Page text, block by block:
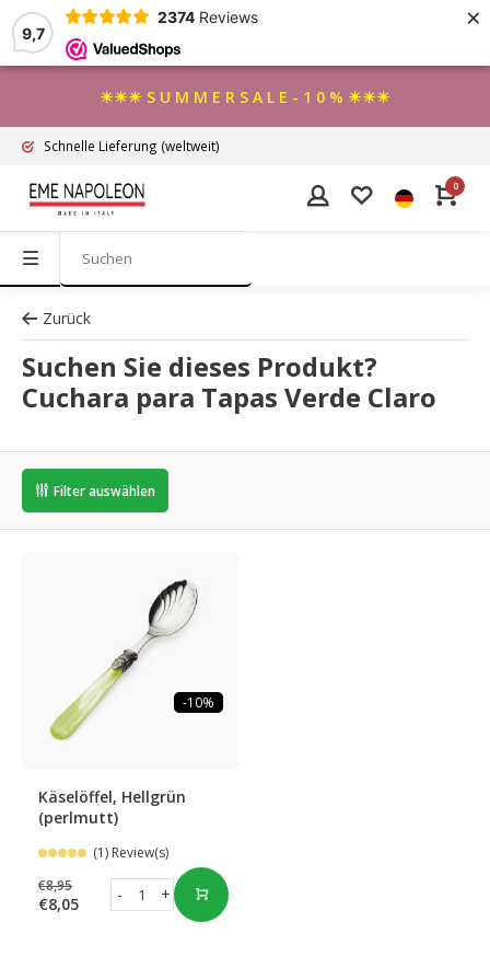
9,7
2374 Reviews ×
☀☀☀ S U M M E R S A L E - 1 0 % ☀☀☀
Schnelle Lieferung (weltweit)
0
Zurück
Suchen Sie dieses Produkt?
Cuchara para Tapas Verde Claro
Filter auswählen
-10%
Käselöffel, Hellgrün
(perlmutt)
(1) Review(s)
€8,95
€8,05 +
-